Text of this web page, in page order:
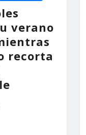
verano
recorta